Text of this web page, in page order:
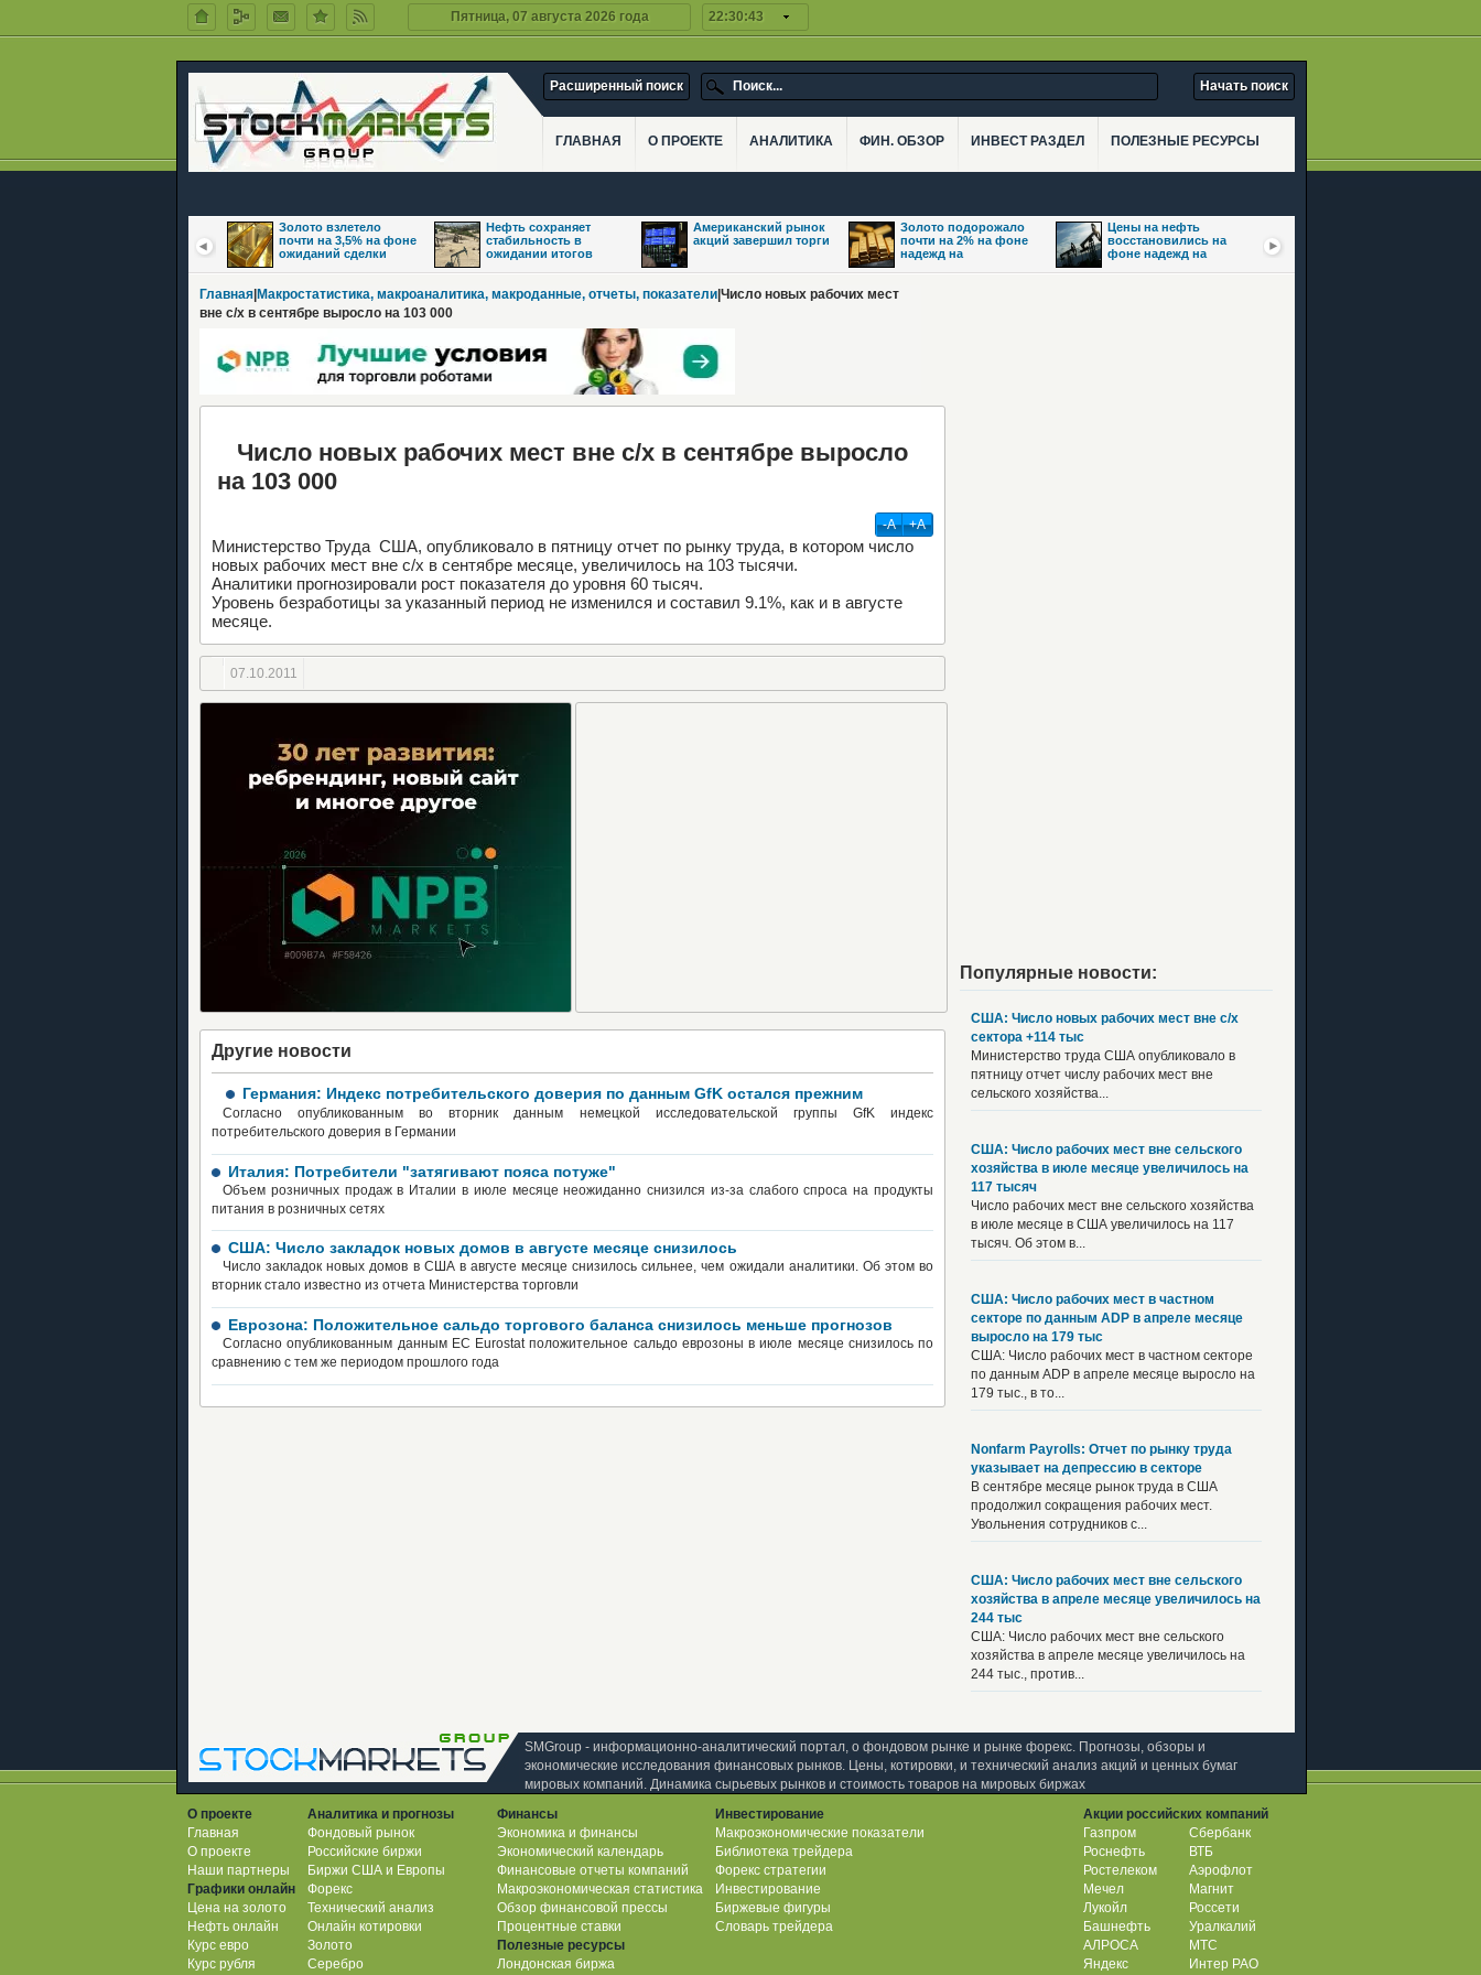
Пятница, 07 августа 2026 года 22:30:44
Расширенный поиск
ГЛАВНАЯ О ПРОЕКТЕ АНАЛИТИКА ФИН. ОБЗОР ИНВЕСТ РАЗДЕЛ ПОЛЕЗНЫЕ РЕСУРСЫ
Золото взлетело
почти на 3,5% на фоне
ожиданий сделки
Нефть сохраняет
стабильность в
ожидании итогов
Американский рынок
акций завершил торги
Золото подорожало
почти на 2% на фоне
надежд на
Цены на нефть
восстановились на
фоне надежд на
Главная Макростатистика, макроаналитика, макроданные, отчеты, показатели |Число новых рабочих мест
вне с/х в сентябре выросло на 103 000
Число новых рабочих мест вне с/х в сентябре выросло
на 103 000
-А +А
Министерство Труда США, опубликовало в пятницу отчет по рынку труда, в котором число
новых рабочих мест вне с/х в сентябре месяце, увеличилось на 103 тысячи.
Аналитики прогнозировали рост показателя до уровня 60 тысяч.
Уровень безработицы за указанный период не изменился и составил 9.1%, как и в августе
месяце.
07.10.2011
Другие новости
Германия: Индекс потребительского доверия по данным GfK остался прежним
Согласно опубликованным во вторник данным немецкой исследовательской группы GfK индекс
потребительского доверия в Германии
Италия: Потребители "затягивают пояса потуже"
Объем розничных продаж в Италии в июле месяце неожиданно снизился из-за слабого спроса на продукты
питания в розничных сетях
США: Число закладок новых домов в августе месяце снизилось
Число закладок новых домов в США в августе месяце снизилось сильнее, чем ожидали аналитики. Об этом во
вторник стало известно из отчета Министерства торговли
Еврозона: Положительное сальдо торгового баланса снизилось меньше прогнозов
Согласно опубликованным данным EC Eurostat положительное сальдо еврозоны в июле месяце снизилось по
сравнению с тем же периодом прошлого года
Популярные новости:
США: Число новых рабочих мест вне с/х
сектора +114 тыс
Министерство труда США опубликовало в
пятницу отчет числу рабочих мест вне
сельского хозяйства...
США: Число рабочих мест вне сельского
хозяйства в июле месяце увеличилось на
117 тысяч
Число рабочих мест вне сельского хозяйства
в июле месяце в США увеличилось на 117
тысяч. Об этом в...
США: Число рабочих мест в частном
секторе по данным ADP в апреле месяце
выросло на 179 тыс
США: Число рабочих мест в частном секторе
по данным ADP в апреле месяце выросло на
179 тыс., в то...
Nonfarm Payrolls: Отчет по рынку труда
указывает на депрессию в секторе
В сентябре месяце рынок труда в США
продолжил сокращения рабочих мест.
Увольнения сотрудников с...
США: Число рабочих мест вне сельского
хозяйства в апреле месяце увеличилось на
244 тыс
США: Число рабочих мест вне сельского
хозяйства в апреле месяце увеличилось на
244 тыс., против...
SMGroup - информационно-аналитический портал, о фондовом рынке и рынке форекс. Прогнозы, обзоры и
экономические исследования финансовых рынков. Цены, котировки, и технический анализ акций и ценных бумаг
мировых компаний. Динамика сырьевых рынков и стоимость товаров на мировых биржах
О проекте
Главная
О проекте
Наши партнеры
Графики онлайн
Цена на золото
Нефть онлайн
Курс евро
Курс рубля
Аналитика и прогнозы
Фондовый рынок
Российские биржи
Биржи США и Европы
Форекс
Технический анализ
Онлайн котировки
Золото
Серебро
Финансы
Экономика и финансы
Экономический календарь
Финансовые отчеты компаний
Макроэкономическая статистика
Обзор финансовой прессы
Процентные ставки
Инвестирование
Макроэкономические показатели
Библиотека трейдера
Форекс стратегии
Инвестирование
Биржевые фигуры
Словарь трейдера
Полезные ресурсы
Лондонская биржа
Акции российских компаний
Газпром
Сбербанк
Роснефть
ВТБ
Ростелеком
Аэрофлот
Мечел
Магнит
Лукойл
Россети
Башнефть
Уралкалий
АЛРОСА
МТС
Яндекс
Интер РАО